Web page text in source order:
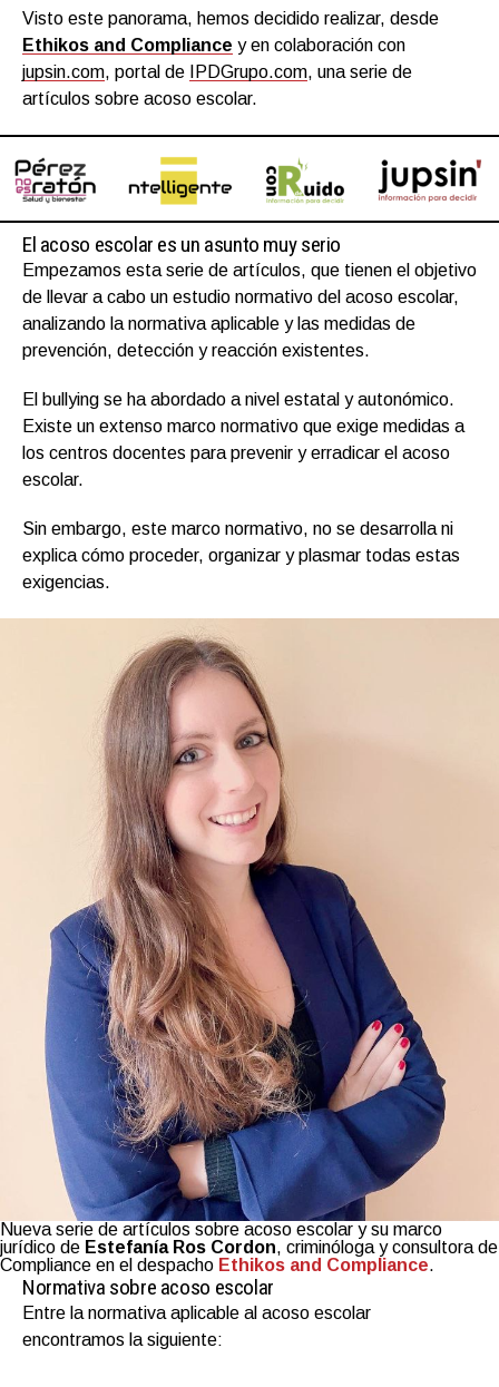
Visto este panorama, hemos decidido realizar, desde
Ethikos and Compliance y en colaboración con
jupsin.com, portal de IPDGrupo.com, una serie de
artículos sobre acoso escolar.
El acoso escolar es un asunto muy serio
Empezamos esta serie de artículos, que tienen el objetivo
de llevar a cabo un estudio normativo del acoso escolar,
analizando la normativa aplicable y las medidas de
prevención, detección y reacción existentes.
El bullying se ha abordado a nivel estatal y autonómico.
Existe un extenso marco normativo que exige medidas a
los centros docentes para prevenir y erradicar el acoso
escolar.
Sin embargo, este marco normativo, no se desarrolla ni
explica cómo proceder, organizar y plasmar todas estas
exigencias.
Nueva serie de artículos sobre acoso escolar y su marco
jurídico de Estefanía Ros Cordon, criminóloga y consultora de
Compliance en el despacho Ethikos and Compliance.
Normativa sobre acoso escolar
Entre la normativa aplicable al acoso escolar
encontramos la siguiente: